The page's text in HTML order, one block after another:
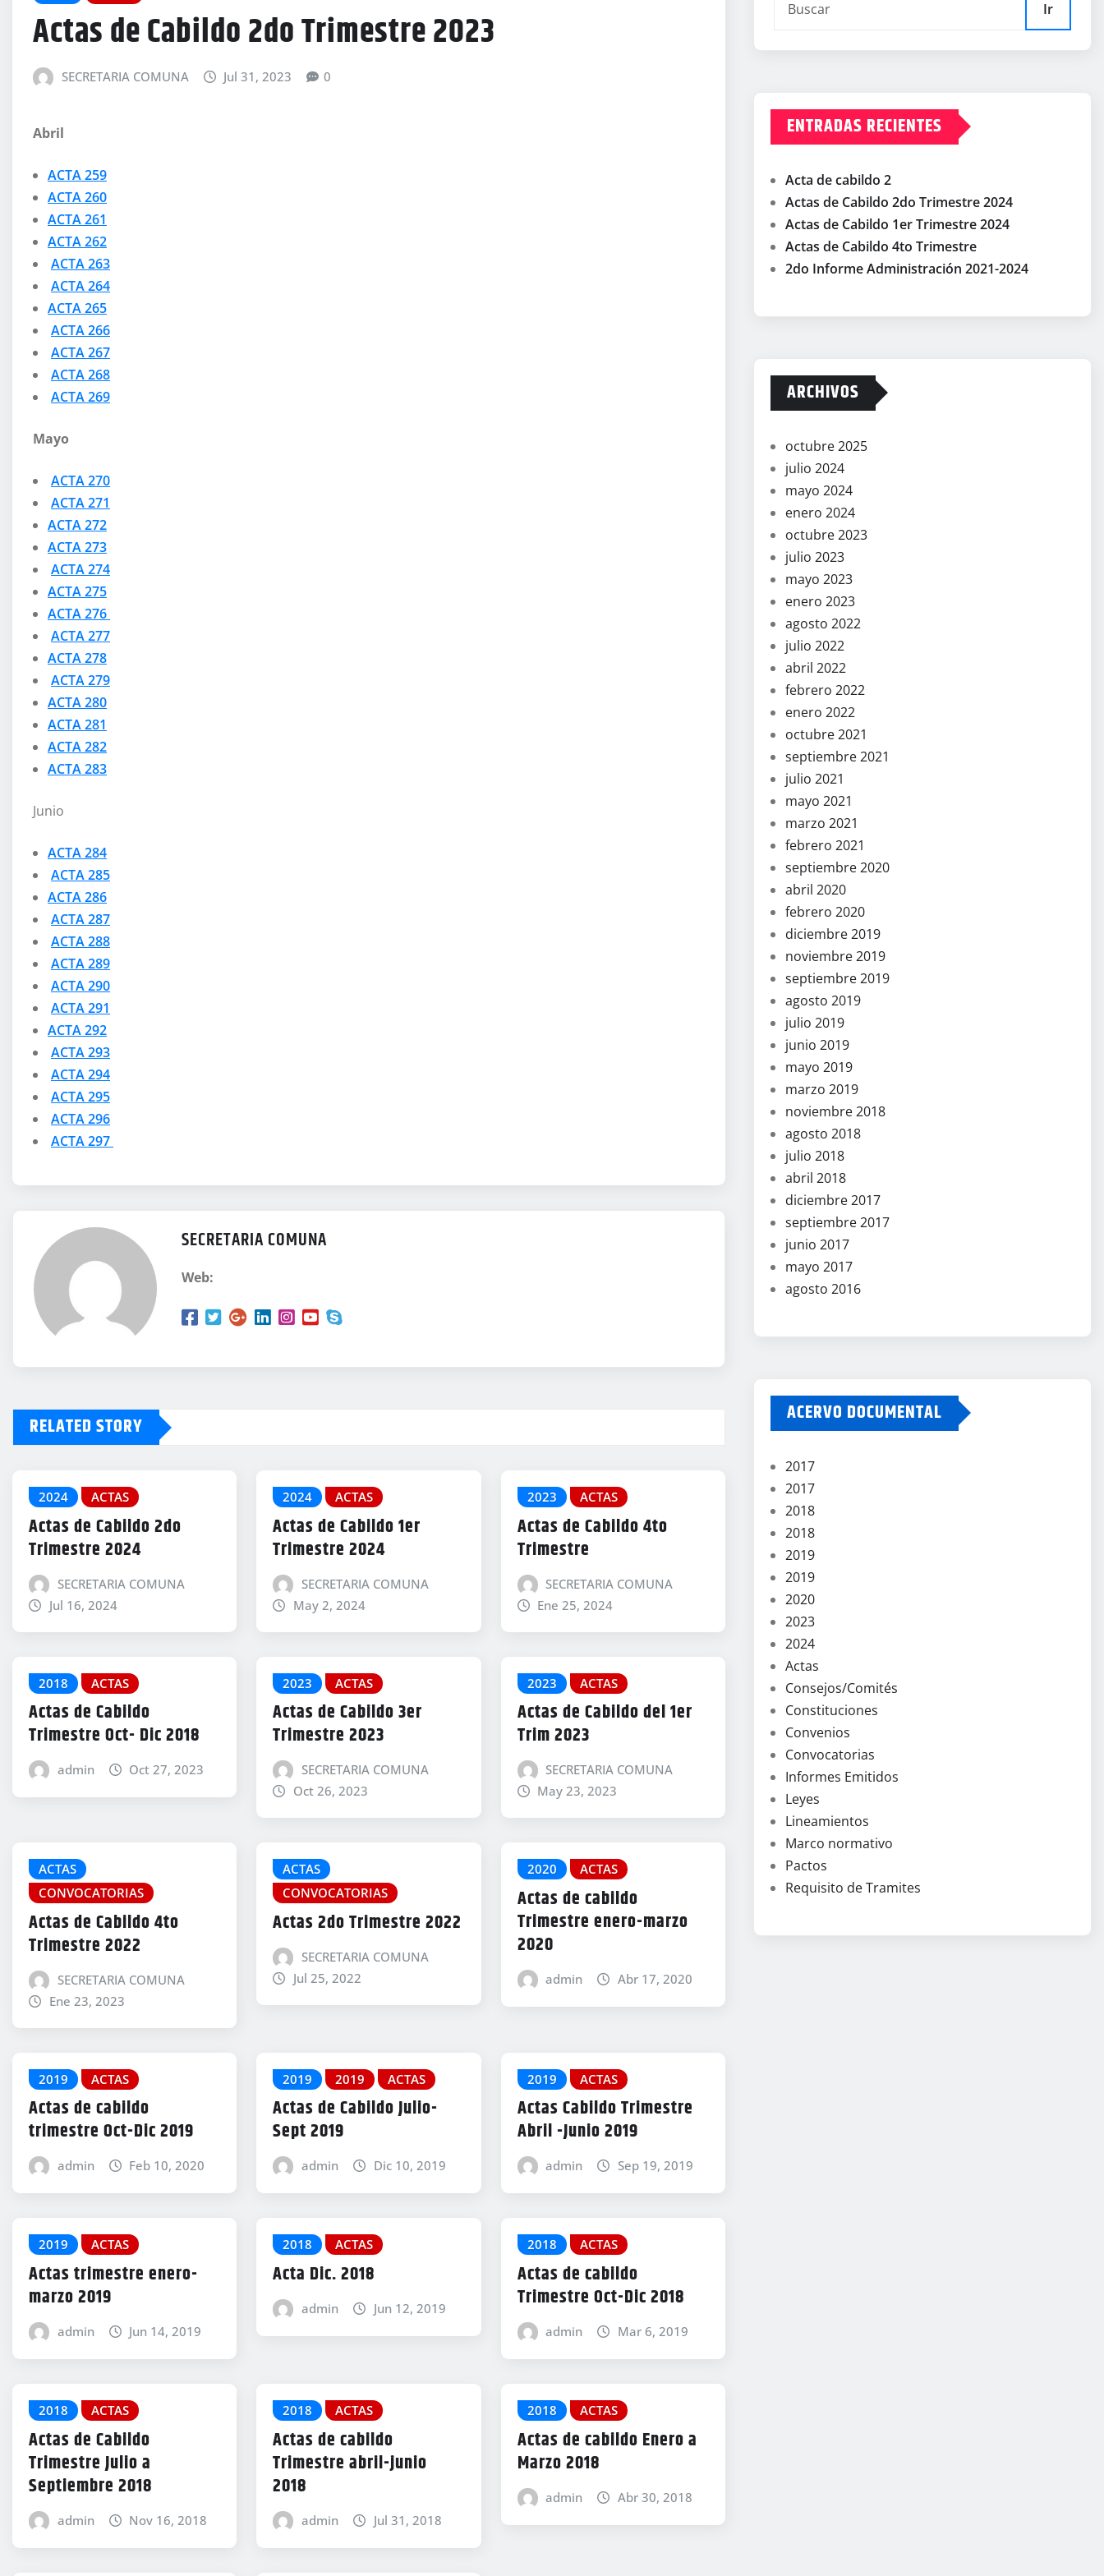
Actas de Cabildo 2do Trimestre 2023
SECRETARIA COMUNA Jul 31, 2023 0
Abril
ACTA 259
ACTA 260
ACTA 261
ACTA 262
ACTA 263
ACTA 264
ACTA 265
ACTA 266
ACTA 267
ACTA 268
ACTA 269
Mayo
ACTA 270
ACTA 271
ACTA 272
ACTA 273
ACTA 274
ACTA 275
ACTA 276
ACTA 277
ACTA 278
ACTA 279
ACTA 280
ACTA 281
ACTA 282
ACTA 283
Junio
ACTA 284
ACTA 285
ACTA 286
ACTA 287
ACTA 288
ACTA 289
ACTA 290
ACTA 291
ACTA 292
ACTA 293
ACTA 294
ACTA 295
ACTA 296
ACTA 297
SECRETARIA COMUNA
Web:
RELATED STORY
2024 ACTAS
Actas de Cabildo 2do
Trimestre 2024
SECRETARIA COMUNA
Jul 16, 2024
2024 ACTAS
Actas de Cabildo 1er
Trimestre 2024
SECRETARIA COMUNA
May 2, 2024
2023 ACTAS
Actas de Cabildo 4to
Trimestre
SECRETARIA COMUNA
Ene 25, 2024
2018 ACTAS
Actas de Cabildo
Trimestre Oct- Dic 2018
admin Oct 27, 2023
2023 ACTAS
Actas de Cabildo 3er
Trimestre 2023
SECRETARIA COMUNA
Oct 26, 2023
2023 ACTAS
Actas de Cabildo del 1er
Trim 2023
SECRETARIA COMUNA
May 23, 2023
ACTAS
CONVOCATORIAS
Actas de Cabildo 4to
Trimestre 2022
SECRETARIA COMUNA
Ene 23, 2023
ACTAS
CONVOCATORIAS
Actas 2do Trimestre 2022
SECRETARIA COMUNA
Jul 25, 2022
2020 ACTAS
Actas de cabildo
Trimestre enero-marzo
2020
admin Abr 17, 2020
2019 ACTAS
Actas de cabildo
trimestre Oct-Dic 2019
admin Feb 10, 2020
2019 2019 ACTAS
Actas de Cabildo Julio-
Sept 2019
admin Dic 10, 2019
2019 ACTAS
Actas Cabildo Trimestre
Abril -Junio 2019
admin Sep 19, 2019
2019 ACTAS
Actas trimestre enero-
marzo 2019
admin Jun 14, 2019
2018 ACTAS
Acta Dic. 2018
admin Jun 12, 2019
2018 ACTAS
Actas de cabildo
Trimestre Oct-Dic 2018
admin Mar 6, 2019
2018 ACTAS
Actas de Cabildo
Trimestre Julio a
Septiembre 2018
admin Nov 16, 2018
2018 ACTAS
Actas de cabildo
Trimestre abril-junio
2018
admin Jul 31, 2018
2018 ACTAS
Actas de cabildo Enero a
Marzo 2018
admin Abr 30, 2018
Ir
ENTRADAS RECIENTES
Acta de cabildo 2
Actas de Cabildo 2do Trimestre 2024
Actas de Cabildo 1er Trimestre 2024
Actas de Cabildo 4to Trimestre
2do Informe Administración 2021-2024
ARCHIVOS
octubre 2025
julio 2024
mayo 2024
enero 2024
octubre 2023
julio 2023
mayo 2023
enero 2023
agosto 2022
julio 2022
abril 2022
febrero 2022
enero 2022
octubre 2021
septiembre 2021
julio 2021
mayo 2021
marzo 2021
febrero 2021
septiembre 2020
abril 2020
febrero 2020
diciembre 2019
noviembre 2019
septiembre 2019
agosto 2019
julio 2019
junio 2019
mayo 2019
marzo 2019
noviembre 2018
agosto 2018
julio 2018
abril 2018
diciembre 2017
septiembre 2017
junio 2017
mayo 2017
agosto 2016
ACERVO DOCUMENTAL
2017
2017
2018
2018
2019
2019
2020
2023
2024
Actas
Consejos/Comités
Constituciones
Convenios
Convocatorias
Informes Emitidos
Leyes
Lineamientos
Marco normativo
Pactos
Requisito de Tramites